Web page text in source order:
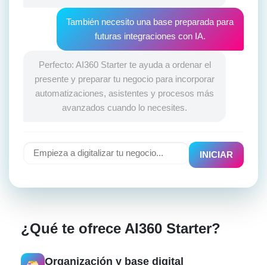
También necesito una base preparada para
futuras integraciones con IA.
Perfecto: AI360 Starter te ayuda a ordenar el
presente y preparar tu negocio para incorporar
automatizaciones, asistentes y procesos más
avanzados cuando lo necesites.
INICIAR
¿Qué te ofrece AI360 Starter?
Organización y base digital